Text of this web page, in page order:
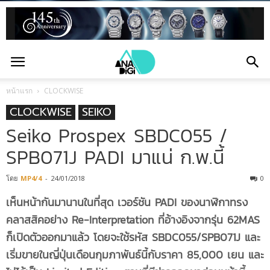
หน้าแรก CLOCKWISE
CLOCKWISE SEIKO
Seiko Prospex SBDC055 /
SPB071J PADI มาแน่ ก.พ.นี้
โดย MP4/4 - 24/01/2018 0
เห็นหน้ากันมานานในที่สุด เวอร์ชัน PADI ของนาฬิกาทรง
คลาสสิคอย่าง Re-Interpretation ที่อ้างอิงจากรุ่น 62MAS
ก็เปิดตัวออกมาแล้ว โดยจะใช้รหัส SBDC055/SPB071J และ
เริ่มขายในญี่ปุ่นเดือนกุมภาพันธ์นี้กับราคา 85,000 เยน และ